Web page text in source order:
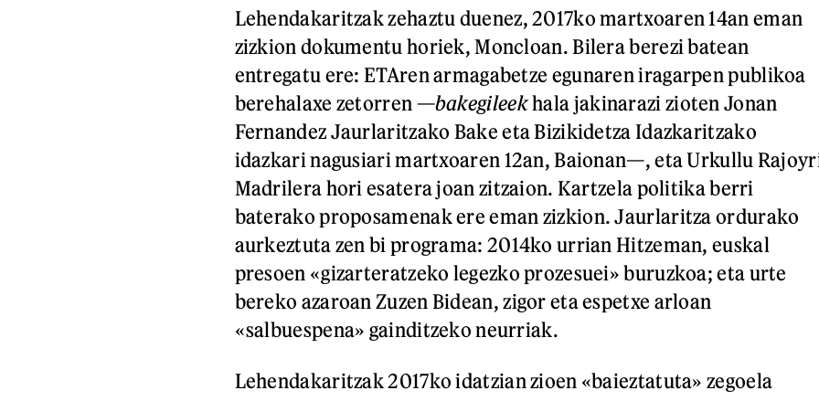
Lehendakaritzak zehaztu duenez, 2017ko martxoaren 14an eman
zizkion dokumentu horiek, Moncloan. Bilera berezi batean
entregatu ere: ETAren armagabetze egunaren iragarpen publikoa
berehalaxe zetorren —bakegileekhala jakinarazi zioten Jonan
Fernandez Jaurlaritzako Bake eta Bizikidetza Idazkaritzako
idazkari nagusiari martxoaren 12an, Baionan—, eta Urkullu
Madrilera hori esatera joan zitzaion. Kartzela politika berri
baterako proposamenak ere eman zizkion. Jaurlaritza ordurako
aurkeztuta zen bi programa: 2014ko urrian Hitzeman, euskal
presoen «gizarteratzeko legezko prozesuei» buruzkoa; eta urte
bereko azaroan Zuzen Bidean, zigor eta espetxe arloan
«salbuespena» gainditzeko neurriak.
Lehendakaritzak 2017ko idatzian zioen «baieztatuta» zegoela